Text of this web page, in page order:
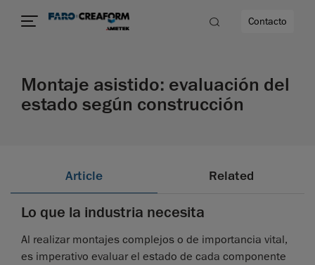
Contacto
Montaje asistido: evaluación del
estado según construcción
Article Related
Lo que la industria necesita
Al realizar montajes complejos o de importancia vital,
es imperativo evaluar el estado de cada componente